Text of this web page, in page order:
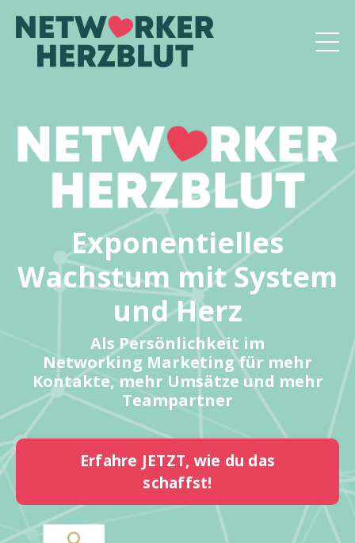
Exponentielles
Wachstum mit System
und Herz
Als Persönlichkeit im
Networking Marketing für mehr
Kontakte, mehr Umsätze und mehr
Teampartner
Erfahre JETZT, wie du das
schaffst!